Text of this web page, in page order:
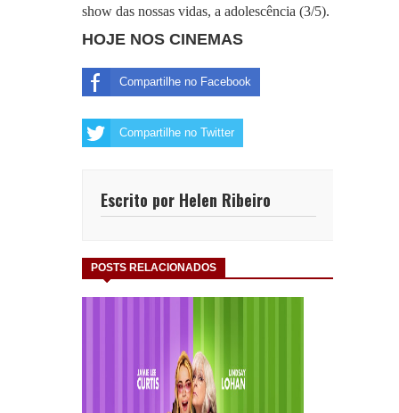
show das nossas vidas, a adolescência (3/5).
HOJE NOS CINEMAS
Compartilhe no Facebook
Compartilhe no Twitter
Escrito por Helen Ribeiro
POSTS RELACIONADOS